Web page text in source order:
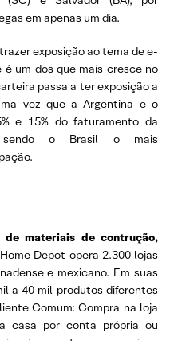
em apenas um dia.
exposição ao tema de e-
um dos que mais cresce no
passa a ter exposição a
vez que a Argentina e o
e 15% do faturamento da
sendo o Brasil o mais
materiais de contrução,
Depot opera 2.300 lojas
e mexicano. Em suas
a 40 mil produtos diferentes
Comum: Compra na loja
casa por conta própria ou